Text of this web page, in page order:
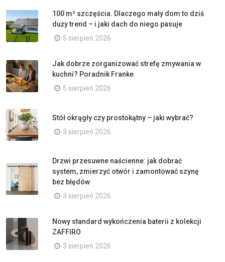
100 m² szczęścia. Dlaczego mały dom to dziś
duży trend – i jaki dach do niego pasuje
5 sierpień 2026
Jak dobrze zorganizować strefę zmywania w
kuchni? Poradnik Franke
5 sierpień 2026
Stół okrągły czy prostokątny – jaki wybrać?
3 sierpień 2026
Drzwi przesuwne naścienne: jak dobrać
system, zmierzyć otwór i zamontować szynę
bez błędów
3 sierpień 2026
Nowy standard wykończenia baterii z kolekcji
ZAFFIRO
3 sierpień 2026